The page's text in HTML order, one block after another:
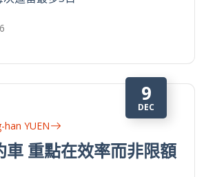
9
DEC
han YUEN
車 重點在效率而非限額